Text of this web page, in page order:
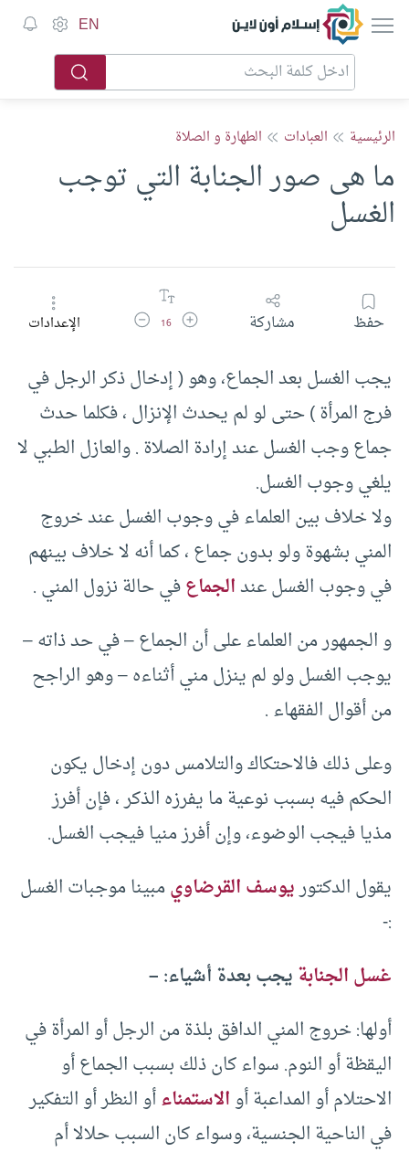
إسلام أون لاين EN
الرئيسية العبادات الطهارة و الصلاة
ما هى صور الجنابة التي توجب
الغسل
حفظ مشاركة زيادة حجم الخط
16 تقليل حجم الخطالإعدادات
يجب الغسل بعد الجماع، وهو ( إدخال ذكر الرجل في
فرج المرأة ) حتى لو لم يحدث الإنزال ، فكلما حدث
جماع وجب الغسل عند إرادة الصلاة . والعازل الطبي لا
يلغي وجوب الغسل.
ولا خلاف بين العلماء في وجوب الغسل عند خروج
المني بشهوة ولو بدون جماع ، كما أنه لا خلاف بينهم
في وجوب الغسل عندالجماعفي حالة نزول المني .
و الجمهور من العلماء على أن الجماع – في حد ذاته –
يوجب الغسل ولو لم ينزل مني أثناءه – وهو الراجح
من أقوال الفقهاء .
وعلى ذلك فالاحتكاك والتلامس دون إدخال يكون
الحكم فيه بسبب نوعية ما يفرزه الذكر ، فإن أفرز
مذيا فيجب الوضوء، وإن أفرز منيا فيجب الغسل.
يقول الدكتوريوسف القرضاويمبينا موجبات الغسل
:-
غسل الجنابةيجب بعدة أشياء: –
أولها: خروج المني الدافق بلذة من الرجل أو المرأة في
اليقظة أو النوم. سواء كان ذلك بسبب الجماع أو
الاحتلام أو المداعبة أوالاستمناءأو النظر أو التفكير
في الناحية الجنسية، وسواء كان السبب حلالا أم